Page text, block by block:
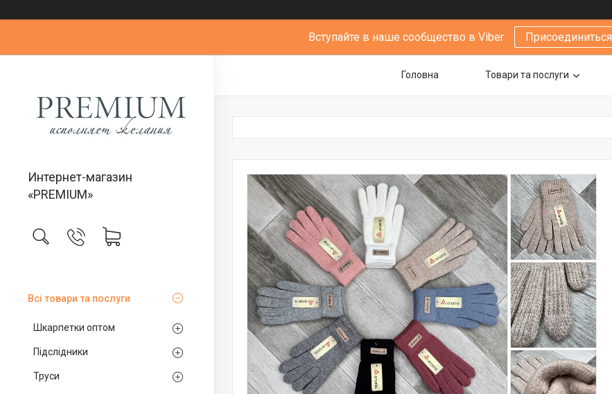
Вступайте в наше сообщество в Viber Присоединиться
Интернет-магазин
«PREMIUM»
Всі товари та послуги
Шкарпетки оптом
Підслідники
Труси
Головна Товари та послуги